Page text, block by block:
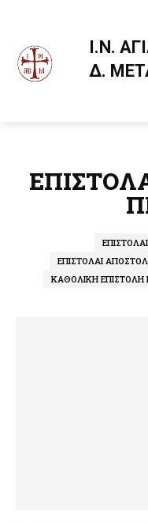
Ι.Ν.
Δ.
ΕΠΙΣΤΟΛΑΙ
ΚΑΘΟΛΙΚΗ ΕΠΙΣΤΟΛΗ